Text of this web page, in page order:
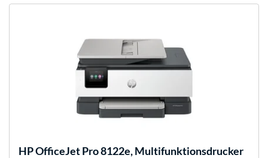
HPOfficeJet Pro 8122e, Multifunktionsdrucker